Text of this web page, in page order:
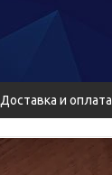
Доставка и оплата